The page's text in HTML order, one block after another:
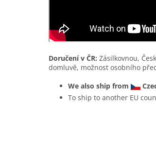
Doručení v ČR: Zásilkovnou,
domluvě, možnost osobního
We also ship from
To ship to another EU